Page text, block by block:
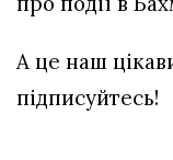
А це наш
підписуйтесь!